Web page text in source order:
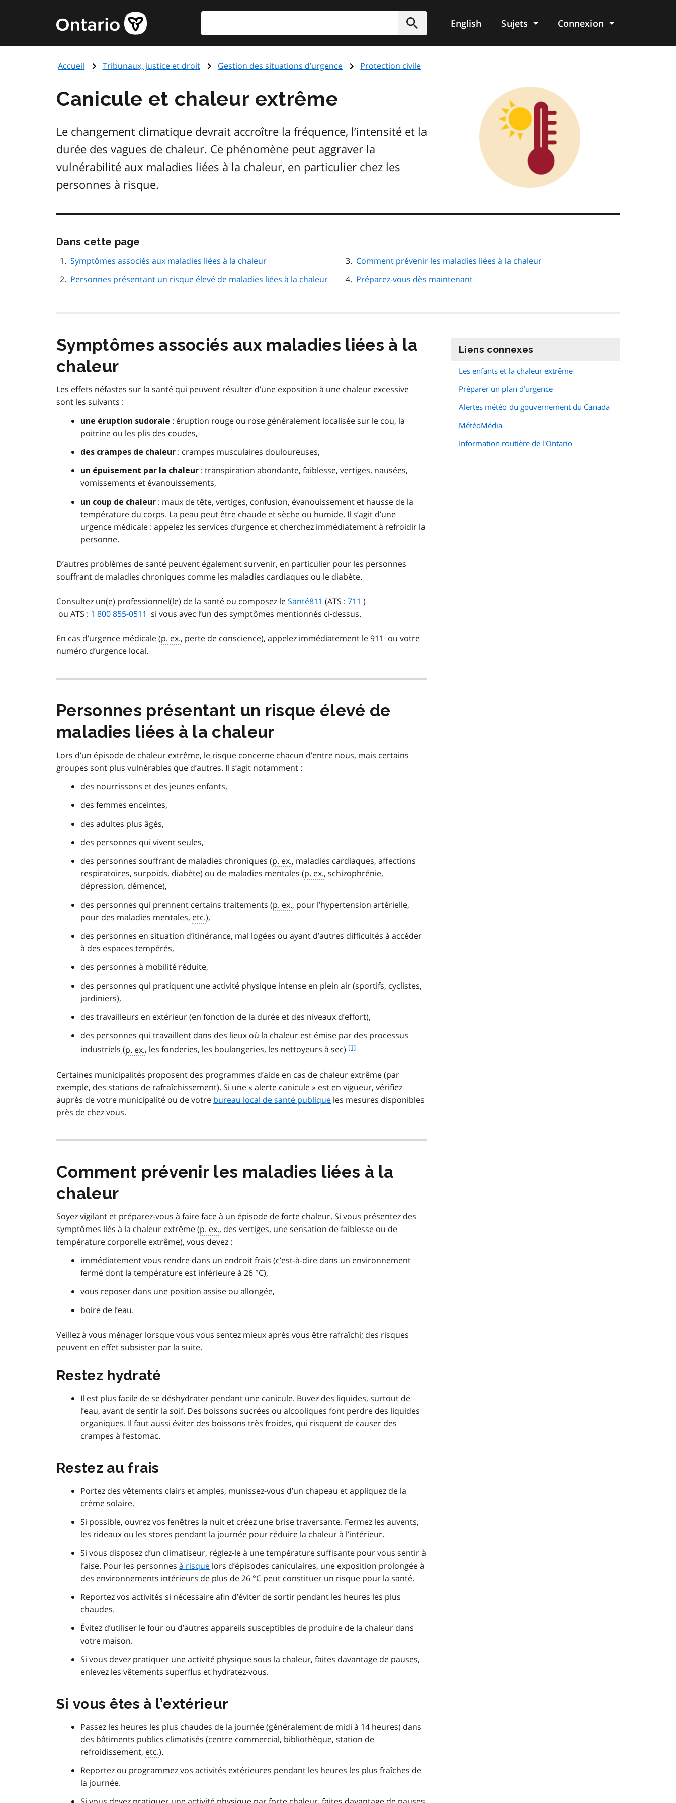
principal
Page
d'accueil
de
Soumettre
English Sujets Connexion
Accueil Tribunaux, justice et droit Gestion des situations d’urgence Protection civile
Canicule et chaleur extrême
Le changement climatique devrait accroître la fréquence, l’intensité et la
durée des vagues de chaleur. Ce phénomène peut aggraver la
vulnérabilité aux maladies liées à la chaleur, en particulier chez les
personnes à risque.
Dans cette page
navigation
page
Symptômes associés aux maladies liées à la chaleur
Personnes présentant un risque élevé de maladies liées à la chaleur
Comment prévenir les maladies liées à la chaleur
Préparez-vous dès maintenant
Symptômes associés aux maladies liées à la
chaleur
Les effets néfastes sur la santé qui peuvent résulter d’une exposition à une chaleur excessive
sont les suivants :
une éruption sudorale : éruption rouge ou rose généralement localisée sur le cou, la
poitrine ou les plis des coudes,
des crampes de chaleur : crampes musculaires douloureuses,
un épuisement par la chaleur : transpiration abondante, faiblesse, vertiges, nausées,
vomissements et évanouissements,
un coup de chaleur : maux de tête, vertiges, confusion, évanouissement et hausse de la
température du corps. La peau peut être chaude et sèche ou humide. Il s’agit d’une
urgence médicale : appelez les services d’urgence et cherchez immédiatement à refroidir la
personne.
D’autres problèmes de santé peuvent également survenir, en particulier pour les personnes
souffrant de maladies chroniques comme les maladies cardiaques ou le diabète.
Consultez un(e) professionnel(le) de la santé ou composez leSanté811 (ATS : 711 )
ou ATS : 1 800 855-0511 si vous avec l’un des symptômes mentionnés ci-dessus.
En cas d’urgence médicale (p. ex., perte de conscience), appelez immédiatement le911 ou votre
numéro d’urgence local.
Personnes présentant un risque élevé de
maladies liées à la chaleur
Lors d’un épisode de chaleur extrême, le risque concerne chacun d’entre nous, mais certains
groupes sont plus vulnérables que d’autres. Il s’agit notamment :
des nourrissons et des jeunes enfants,
des femmes enceintes,
des adultes plus âgés,
des personnes qui vivent seules,
des personnes souffrant de maladies chroniques (p. ex., maladies cardiaques, affections
respiratoires, surpoids, diabète) ou de maladies mentales (p. ex., schizophrénie,
dépression, démence),
des personnes qui prennent certains traitements (p. ex., pour l’hypertension artérielle,
pour des maladies mentales, etc.),
des personnes en situation d’itinérance, mal logées ou ayant d’autres difficultés à accéder
à des espaces tempérés,
des personnes à mobilité réduite,
des personnes qui pratiquent une activité physique intense en plein air (sportifs, cyclistes,
jardiniers),
des travailleurs en extérieur (en fonction de la durée et des niveaux d’effort),
des personnes qui travaillent dans des lieux où la chaleur est émise par des processus
industriels (p. ex., les fonderies, les boulangeries, les nettoyeurs à sec) f
n
o
[1]
Certaines municipalités proposent des programmes d’aide en cas de chaleur extrême (par
exemple, des stations de rafraîchissement). Si une « alerte canicule » est en vigueur, vérifiez
auprès de votre municipalité ou de votre bureau local de santé publique les mesures disponibles
près de chez vous.
Comment prévenir les maladies liées à la
chaleur
Soyez vigilant et préparez-vous à faire face à un épisode de forte chaleur. Si vous présentez des
symptômes liés à la chaleur extrême (p. ex., des vertiges, une sensation de faiblesse ou de
température corporelle extrême), vous devez :
immédiatement vous rendre dans un endroit frais (c’est-à-dire dans un environnement
fermé dont la température est inférieure à 26 °C),
vous reposer dans une position assise ou allongée,
boire de l’eau.
Veillez à vous ménager lorsque vous vous sentez mieux après vous être rafraîchi; des risques
peuvent en effet subsister par la suite.
Restez hydraté
Il est plus facile de se déshydrater pendant une canicule. Buvez des liquides, surtout de
l’eau, avant de sentir la soif. Des boissons sucrées ou alcooliques font perdre des liquides
organiques. Il faut aussi éviter des boissons très froides, qui risquent de causer des
crampes à l’estomac.
Restez au frais
Portez des vêtements clairs et amples, munissez-vous d’un chapeau et appliquez de la
crème solaire.
Si possible, ouvrez vos fenêtres la nuit et créez une brise traversante. Fermez les auvents,
les rideaux ou les stores pendant la journée pour réduire la chaleur à l’intérieur.
Si vous disposez d’un climatiseur, réglez-le à une température suffisante pour vous sentir à
l’aise. Pour les personnes à risque lors d’épisodes caniculaires, une exposition prolongée à
des environnements intérieurs de plus de 26 °C peut constituer un risque pour la santé.
Reportez vos activités si nécessaire afin d’éviter de sortir pendant les heures les plus
chaudes.
Évitez d’utiliser le four ou d’autres appareils susceptibles de produire de la chaleur dans
votre maison.
Si vous devez pratiquer une activité physique sous la chaleur, faites davantage de pauses,
enlevez les vêtements superflus et hydratez-vous.
Si vous êtes à l’extérieur
Passez les heures les plus chaudes de la journée (généralement de midi à 14 heures) dans
des bâtiments publics climatisés (centre commercial, bibliothèque, station de
refroidissement, etc.).
Reportez ou programmez vos activités extérieures pendant les heures les plus fraîches de
la journée.
Liens connexes
Les enfants et la chaleur extrême
Préparer un plan d’urgence
Alertes météo du gouvernement du Canada
MétéoMédia
Information routière de l'Ontario